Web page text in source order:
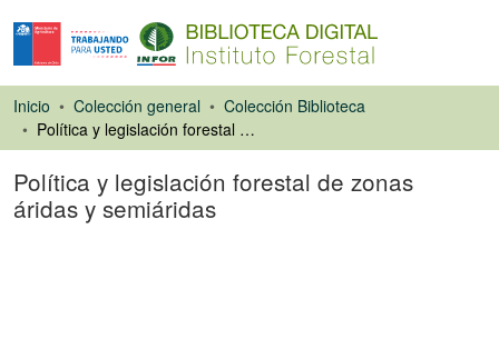
Inicio Colección general
Colección Biblioteca
Política y legislación forestal de zonas áridas y semiáridas
Política y legislación forestal de zonas
áridas y semiáridas